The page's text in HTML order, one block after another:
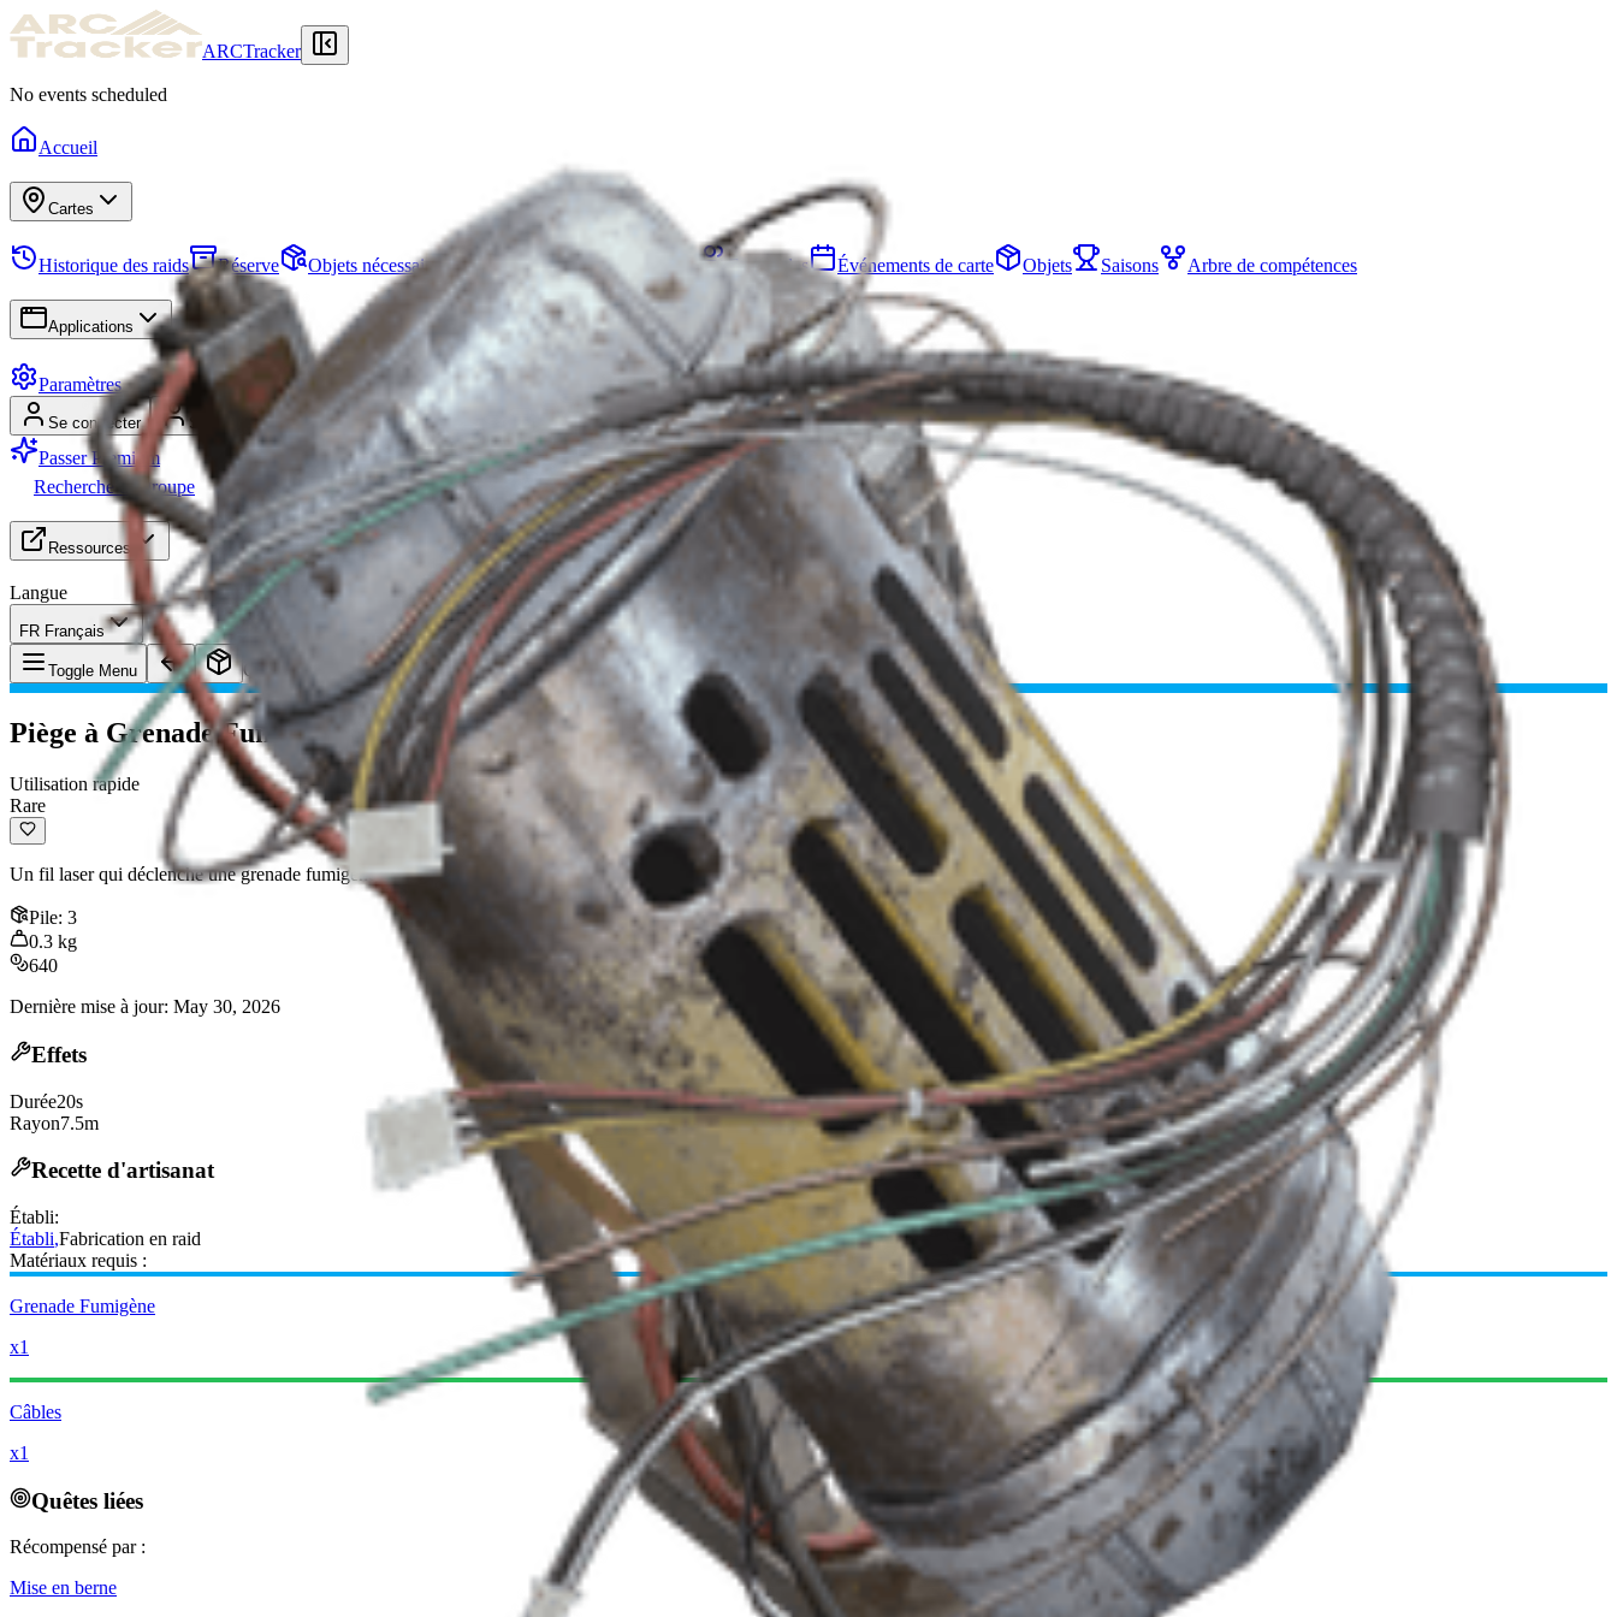
ARCTracker
No events scheduled
Accueil
Cartes
Historique des raids Réserve Objets nécessaires Quêtes Planque Projets Escouades Événements de carte Objets Saisons Arbre de compétences
Applications
Paramètres
Se connecter S'inscrire
Passer Premium
Recherche de groupe
Ressources
Langue
FR Français
Toggle Menu Objet : Piège à Grenade Fumigène
Piège à Grenade Fumigène
Utilisation rapide
Rare
Un fil laser qui déclenche une grenade fumigène.
Pile: 3
0.3 kg
640
Dernière mise à jour: May 30, 2026
Effets
Durée20s
Rayon7.5m
Recette d'artisanat
Établi:
Établi,Fabrication en raid
Matériaux requis :
Grenade Fumigène
x1
Câbles
x1
Quêtes liées
Récompensé par :
Mise en berne